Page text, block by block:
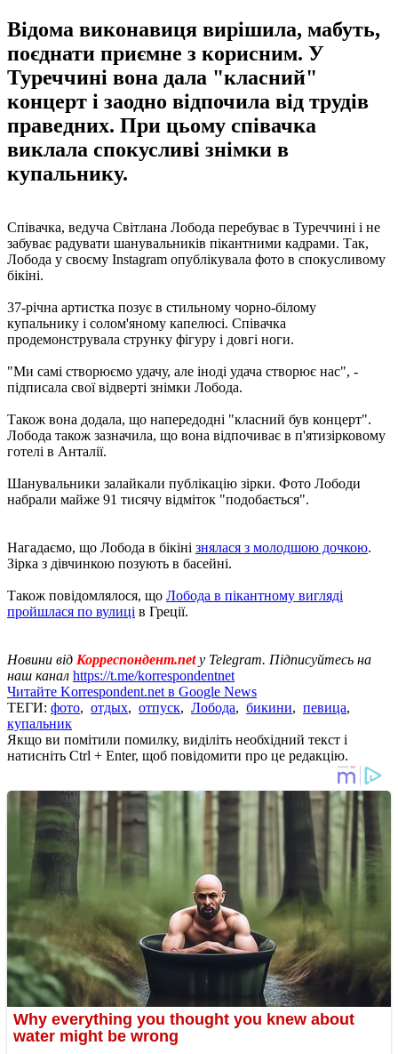
Відома виконавиця вирішила, мабуть,
поєднати приємне з корисним. У
Туреччині вона дала "класний"
концерт і заодно відпочила від трудів
праведних. При цьому співачка
виклала спокусливі знімки в
купальнику.
Співачка, ведуча Світлана Лобода перебуває в Туреччині і не
забуває радувати шанувальників пікантними кадрами. Так,
Лобода у своєму Instagram опублікувала фото в спокусливому
бікіні.
37-річна артистка позує в стильному чорно-білому
купальнику і солом'яному капелюсі. Співачка
продемонструвала струнку фігуру і довгі ноги.
"Ми самі створюємо удачу, але іноді удача створює нас", -
підписала свої відверті знімки Лобода.
Також вона додала, що напередодні "класний був концерт".
Лобода також зазначила, що вона відпочиває в п'ятизірковому
готелі в Анталії.
Шанувальники залайкали публікацію зірки. Фото Лободи
набрали майже 91 тисячу відміток "подобається".
Нагадаємо, що Лобода в бікіні знялася з молодшою ​​дочкою.
Зірка з дівчинкою позують в басейні.
Також повідомлялося, що Лобода в пікантному вигляді
пройшлася по вулиці в Греції.
Новини від Корреспондент.net у Telegram. Підписуйтесь на
наш канал https://t.me/korrespondentnet
Читайте Korrespondent.net в Google News
ТЕГИ: фото, отдых, отпуск, Лобода, бикини, певица,
купальник
Якщо ви помітили помилку, виділіть необхідний текст і
натисніть Ctrl + Enter, щоб повідомити про це редакцію.